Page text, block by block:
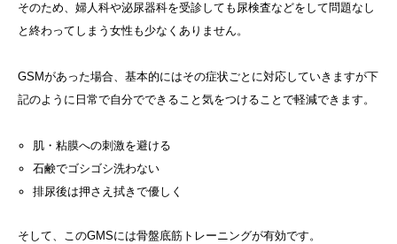
そのため、婦人科や泌尿器科を受診しても尿検査などをして問題なし
と終わってしまう女性も少なくありません。
GSMがあった場合、基本的にはその症状ごとに対応していきますが下
記のように日常で自分でできること気をつけることで軽減できます。
肌・粘膜への刺激を避ける
石鹸でゴシゴシ洗わない
排尿後は押さえ拭きで優しく
そして、このGMSには骨盤底筋トレーニングが有効です。